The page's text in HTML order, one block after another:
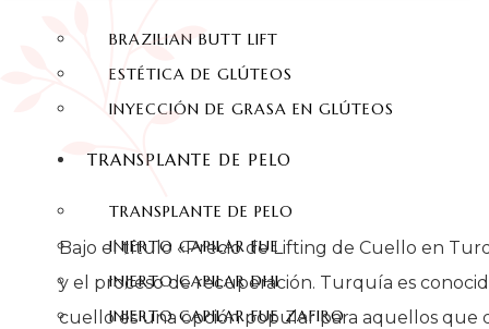
BRAZILIAN BUTT LIFT
ESTÉTICA DE GLÚTEOS
INYECCIÓN DE GRASA EN GLÚTEOS
TRANSPLANTE DE PELO
TRANSPLANTE DE PELO
INJERTO CAPILAR FUE
INJERTO CAPILAR DHI
INJERTO CAPILAR FUE ZAFIRO
Bajo el título «Precio de Lifting de Cuello en
y el proceso de recuperación. Turquía es
cuello es una opción popular para aquellos que